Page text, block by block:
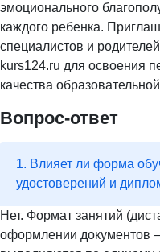
эмоционального
каждого ребенка.
специалистов и
kurs124.ru для освоения
качества
Вопрос-ответ
1. Влияет ли форма
удостоверений и
Нет. Формат занятий
оформлении документов